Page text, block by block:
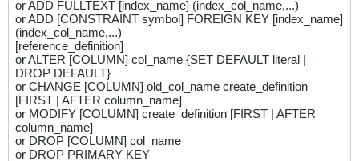
or ADD FULLTEXT [index_name] (index_col_name,...)
or ADD [CONSTRAINT symbol] FOREIGN KEY [index_name]
(index_col_name,...)
[reference_definition]
or ALTER [COLUMN] col_name {SET DEFAULT literal |
DROP DEFAULT}
or CHANGE [COLUMN] old_col_name create_definition
[FIRST | AFTER column_name]
or MODIFY [COLUMN] create_definition [FIRST | AFTER
column_name]
or DROP [COLUMN] col_name
or DROP PRIMARY KEY